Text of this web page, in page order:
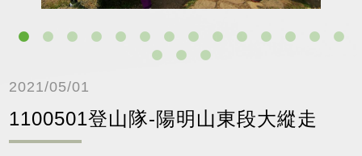
2021/05/01
1100501登山隊-陽明山東段大縱走